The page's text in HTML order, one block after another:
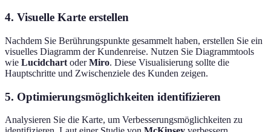
4. Visuelle Karte erstellen
Nachdem Sie Berührungspunkte gesammelt haben, erstellen Sie ein
visuelles Diagramm der Kundenreise. Nutzen Sie Diagrammtools
wie Lucidchart oderMiro. Diese Visualisierung sollte die
Hauptschritte und Zwischenziele des Kunden zeigen.
5. Optimierungsmöglichkeiten identifizieren
Analysieren Sie die Karte, um Verbesserungsmöglichkeiten zu